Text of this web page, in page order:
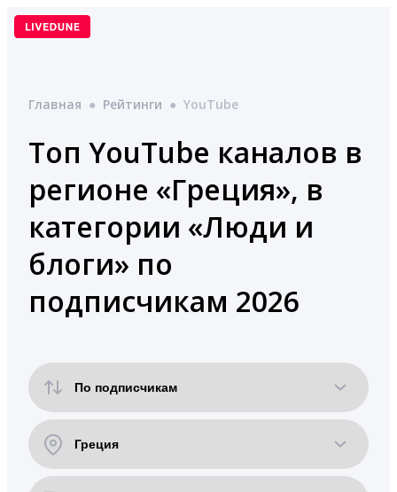
Перейти
Главная ● Рейтинги ● YouTube
Топ YouTube каналов в
регионе «Греция», в
категории «Люди и
блоги» по
подписчикам 2026